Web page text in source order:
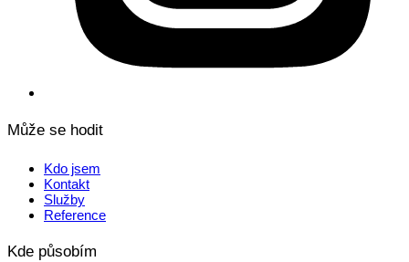
Může se hodit
Kdo jsem
Kontakt
Služby
Reference
Kde působím